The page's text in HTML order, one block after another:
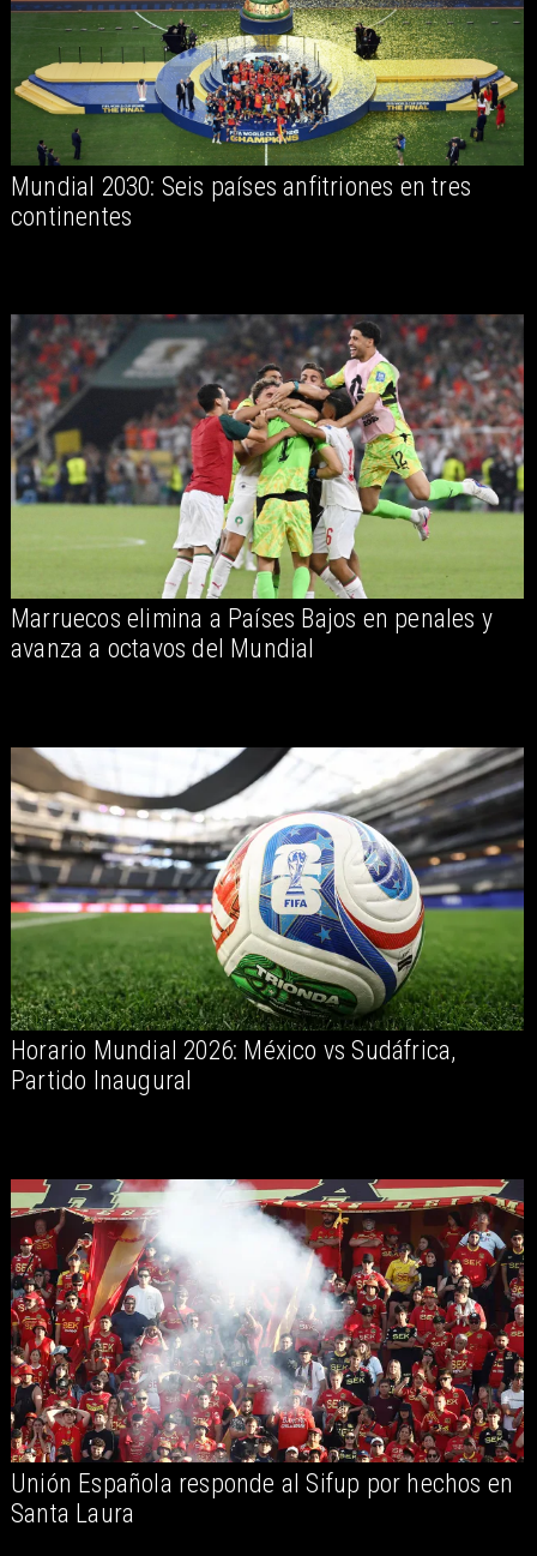
Mundial 2030: Seis países anfitriones en tres
continentes
Marruecos elimina a Países Bajos en penales y
avanza a octavos del Mundial
Horario Mundial 2026: México vs Sudáfrica,
Partido Inaugural
Unión Española responde al Sifup por hechos en
Santa Laura